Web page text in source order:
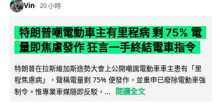
Vin 20 小時
特朗普嘲電動車主有里程病 剩 75% 電
量即焦慮發作 狂言一手終結電車指令
特朗普在拉斯維加斯造勢大會上公開嘲諷電動車車主患有「里
程焦慮病」，聲稱電量剩 75% 便發作，並重申已廢除電動車強
制令。惟專業車媒隨即反駁，...
閱讀全文